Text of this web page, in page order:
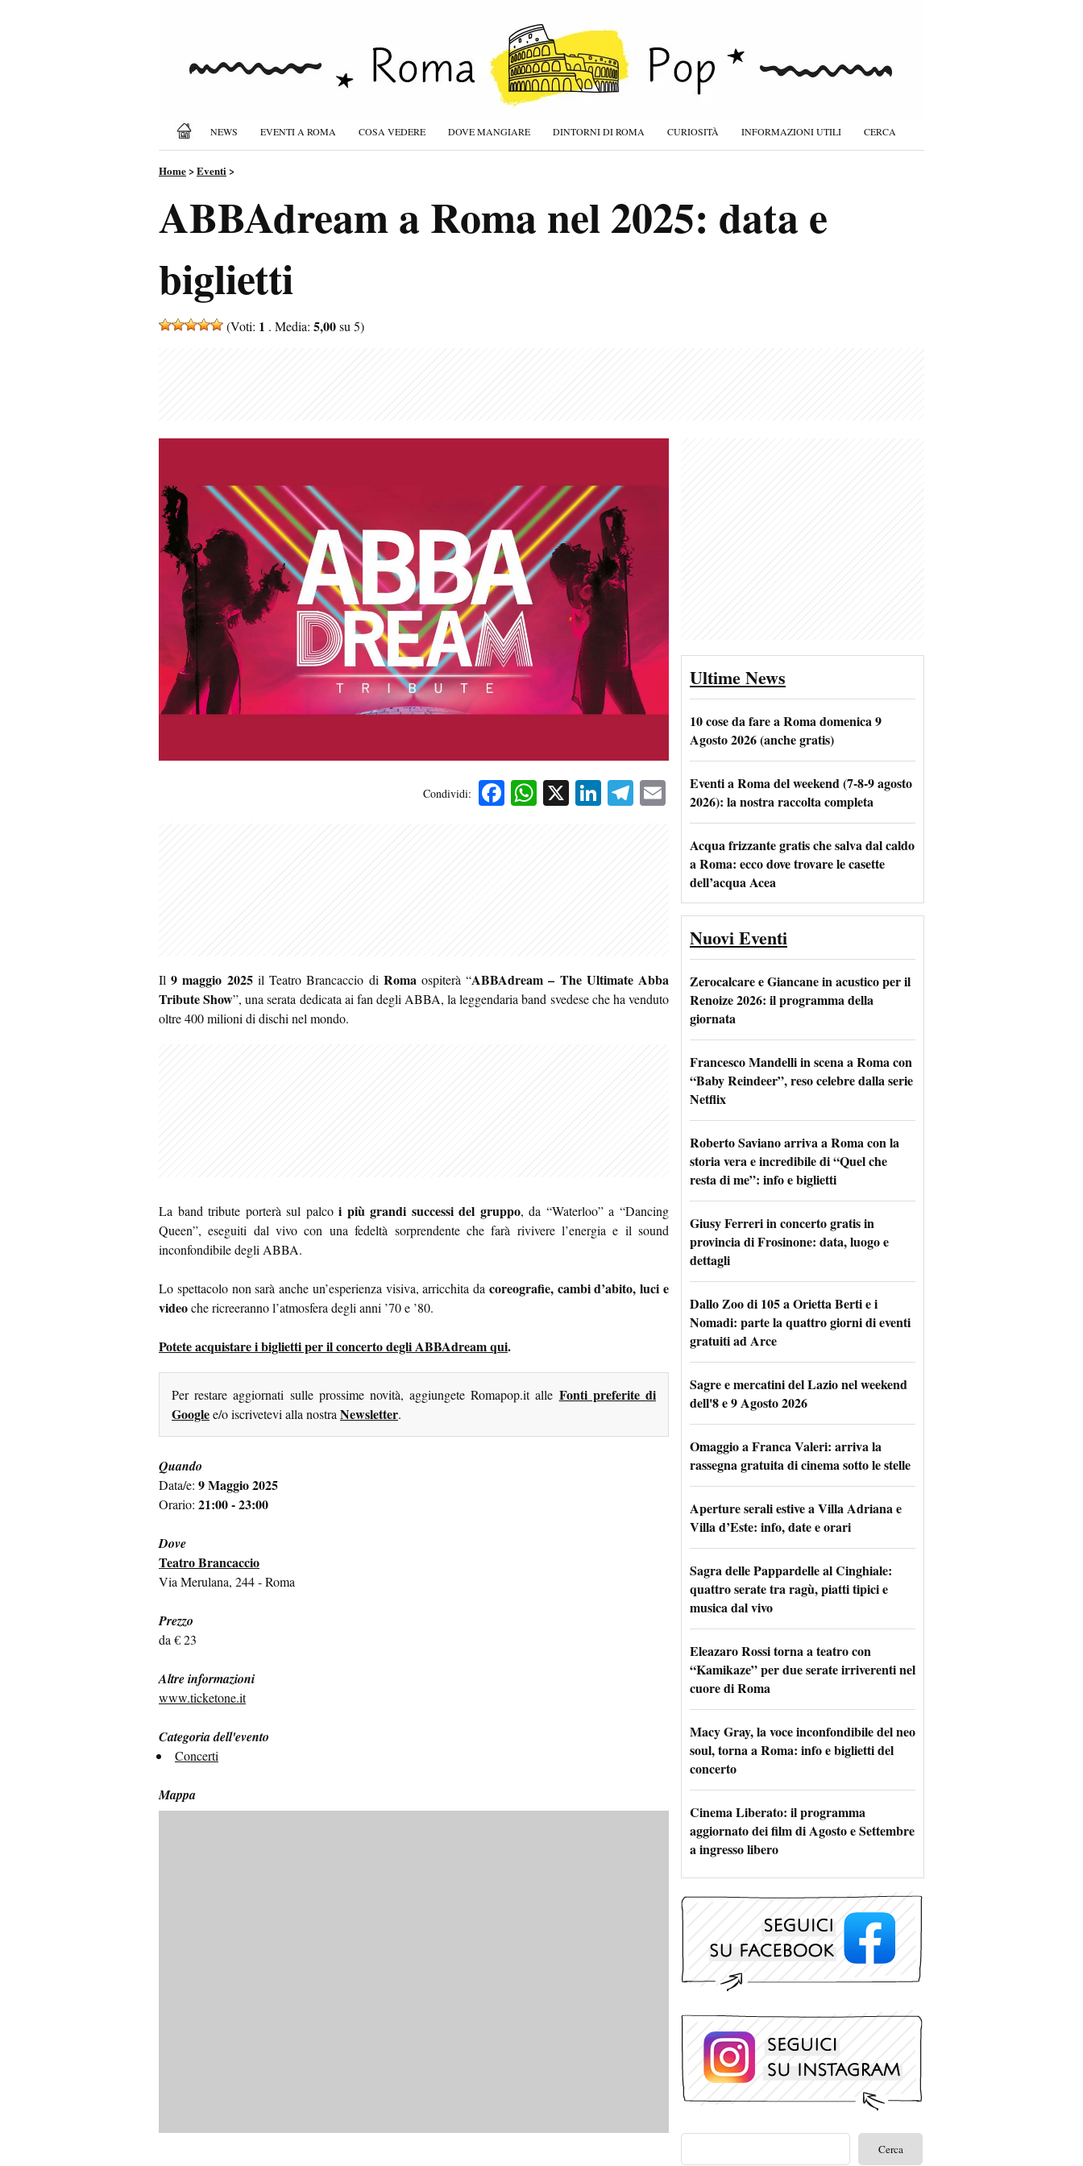
NEWS EVENTI A ROMA COSA VEDERE DOVE MANGIARE DINTORNI DI ROMA CURIOSITÀ INFORMAZIONI UTILI CERCA
Home>Eventi>
ABBAdream a Roma nel 2025: data e
biglietti
(Voti: 1 . Media: 5,00su 5)
Condividi: Facebook
WhatsApp
X LinkedIn
Telegram
Email
Il9 maggio 2025il Teatro Brancaccio di Romaospiterà “ABBAdream – The Ultimate Abba
Tribute Show”, una serata dedicata ai fan degli ABBA, la leggendaria band svedese che ha venduto
oltre 400 milioni di dischi nel mondo.
La band tribute porterà sul palcoi più grandi successi del gruppo, da “Waterloo” a “Dancing
Queen”, eseguiti dal vivo con una fedeltà sorprendente che farà rivivere l’energia e il sound
inconfondibile degli ABBA.
Lo spettacolo non sarà anche un’esperienza visiva, arricchita da coreografie, cambi d’abito, luci e
videoche ricreeranno l’atmosfera degli anni ’70 e ’80.
Potete acquistare i biglietti per il concerto degli ABBAdream qui.
Per restare aggiornati sulle prossime novità, aggiungete Romapop.it alle Fonti preferite di
Googlee/o iscrivetevi alla nostraNewsletter.
Quando
Data/e: 9 Maggio 2025
Orario: 21:00 - 23:00
Dove
Teatro Brancaccio
Via Merulana, 244 - Roma
Prezzo
da € 23
Altre informazioni
www.ticketone.it
Categoria dell'evento
Concerti
Mappa
Ultime News
10 cose da fare a Roma domenica 9
Agosto 2026 (anche gratis)
Eventi a Roma del weekend (7-8-9 agosto
2026): la nostra raccolta completa
Acqua frizzante gratis che salva dal caldo
a Roma: ecco dove trovare le casette
dell’acqua Acea
Nuovi Eventi
Zerocalcare e Giancane in acustico per il
Renoize 2026: il programma della
giornata
Francesco Mandelli in scena a Roma con
“Baby Reindeer”, reso celebre dalla serie
Netflix
Roberto Saviano arriva a Roma con la
storia vera e incredibile di “Quel che
resta di me”: info e biglietti
Giusy Ferreri in concerto gratis in
provincia di Frosinone: data, luogo e
dettagli
Dallo Zoo di 105 a Orietta Berti e i
Nomadi: parte la quattro giorni di eventi
gratuiti ad Arce
Sagre e mercatini del Lazio nel weekend
dell'8 e 9 Agosto 2026
Omaggio a Franca Valeri: arriva la
rassegna gratuita di cinema sotto le stelle
Aperture serali estive a Villa Adriana e
Villa d’Este: info, date e orari
Sagra delle Pappardelle al Cinghiale:
quattro serate tra ragù, piatti tipici e
musica dal vivo
Eleazaro Rossi torna a teatro con
“Kamikaze” per due serate irriverenti nel
cuore di Roma
Macy Gray, la voce inconfondibile del neo
soul, torna a Roma: info e biglietti del
concerto
Cinema Liberato: il programma
aggiornato dei film di Agosto e Settembre
a ingresso libero